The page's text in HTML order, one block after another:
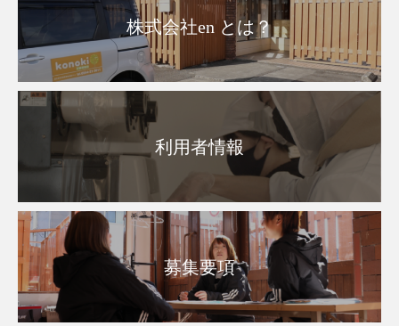
株式会社en とは？
利用者情報
募集要項